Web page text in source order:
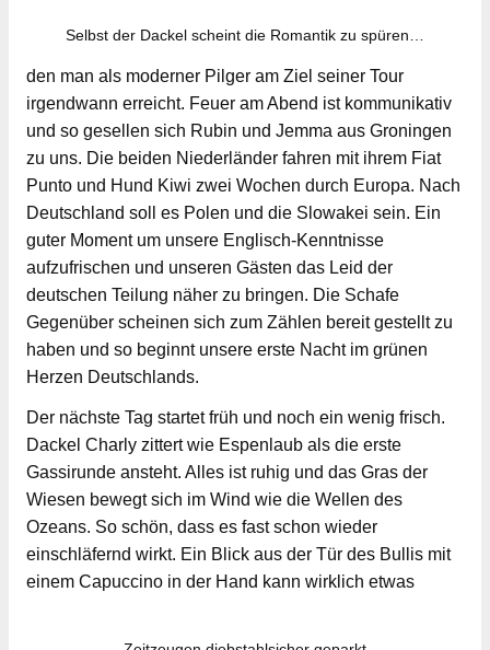
Selbst der Dackel scheint die Romantik zu spüren…
den man als moderner Pilger am Ziel seiner Tour
irgendwann erreicht. Feuer am Abend ist kommunikativ
und so gesellen sich Rubin und Jemma aus Groningen
zu uns. Die beiden Niederländer fahren mit ihrem Fiat
Punto und Hund Kiwi zwei Wochen durch Europa. Nach
Deutschland soll es Polen und die Slowakei sein. Ein
guter Moment um unsere Englisch-Kenntnisse
aufzufrischen und unseren Gästen das Leid der
deutschen Teilung näher zu bringen. Die Schafe
Gegenüber scheinen sich zum Zählen bereit gestellt zu
haben und so beginnt unsere erste Nacht im grünen
Herzen Deutschlands.
Der nächste Tag startet früh und noch ein wenig frisch.
Dackel Charly zittert wie Espenlaub als die erste
Gassirunde ansteht. Alles ist ruhig und das Gras der
Wiesen bewegt sich im Wind wie die Wellen des
Ozeans. So schön, dass es fast schon wieder
einschläfernd wirkt. Ein Blick aus der Tür des Bullis mit
einem Capuccino in der Hand kann wirklich etwas